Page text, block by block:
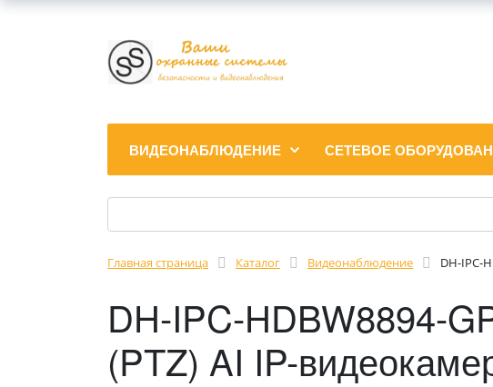
ВИДЕОНАБЛЮДЕНИЕ СЕТЕВОЕ
Главная страница Каталог Видеонаблюдение DH-IPC-
DH-IPC-HDBW8894-
(PTZ) AI IP-